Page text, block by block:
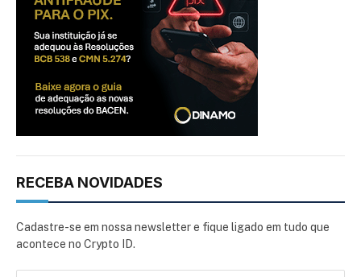
RECEBA NOVIDADES
Cadastre-se em nossa newsletter e fique ligado em tudo que
acontece no Crypto ID.